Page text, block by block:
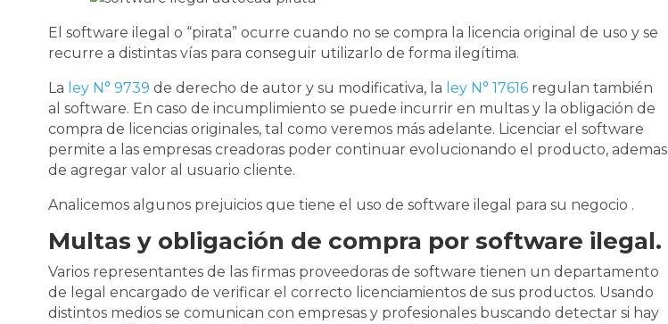
El software ilegal o “pirata” ocurre cuando no se compra la licencia original de uso y se
recurre a distintas vías para conseguir utilizarlo de forma ilegítima.
La ley N° 9739 de derecho de autor y su modificativa, la ley N° 17616regulan también
al software. En caso de incumplimiento se puede incurrir en multas y la obligación de
compra de licencias originales, tal como veremos más adelante. Licenciar el software
permite a las empresas creadoras poder continuar evolucionando el producto, ademas
de agregar valor al usuario cliente.
Analicemos algunos prejuicios que tiene el uso de software ilegal para su negocio .
Multas y obligación de compra por software ilegal.
Varios representantes de las firmas proveedoras de software tienen un departamento
de legal encargado de verificar el correcto licenciamientos de sus productos. Usando
distintos medios se comunican con empresas y profesionales buscando detectar si hay